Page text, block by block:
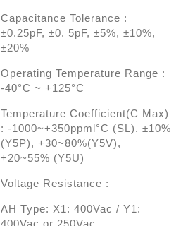
Capacitance Tolerance :
±0.25pF, ±0. 5pF, ±5%, ±10%,
±20%
Operating Temperature Range :
-40°C ~ +125°C
Temperature Coefficient(C Max)
: -1000~+350ppml°C (SL). ±10%
(Y5P), +30~80%(Y5V),
+20~55% (Y5U)
Voltage Resistance :
AH Type: X1: 400Vac / Y1: